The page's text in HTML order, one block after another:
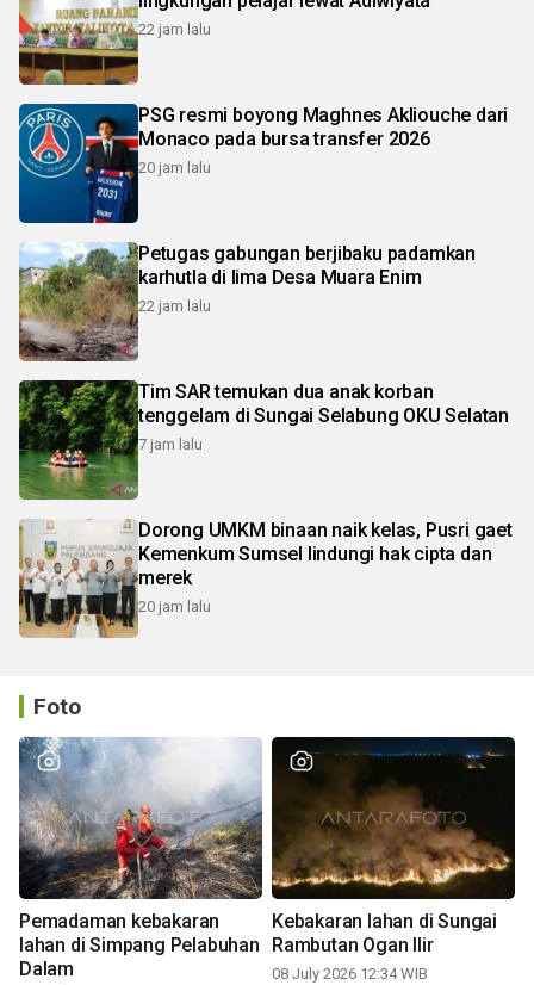
22 jam lalu
PSG resmi boyong Maghnes Akliouche dari
Monaco pada bursa transfer 2026
20 jam lalu
Petugas gabungan berjibaku padamkan
karhutla di lima Desa Muara Enim
22 jam lalu
Tim SAR temukan dua anak korban
tenggelam di Sungai Selabung OKU Selatan
7 jam lalu
Dorong UMKM binaan naik kelas, Pusri gaet
Kemenkum Sumsel lindungi hak cipta dan
merek
20 jam lalu
Foto
Pemadaman kebakaran
lahan di Simpang Pelabuhan
Dalam
Kebakaran lahan di Sungai
Rambutan Ogan Ilir
08 July 2026 12:34 WIB